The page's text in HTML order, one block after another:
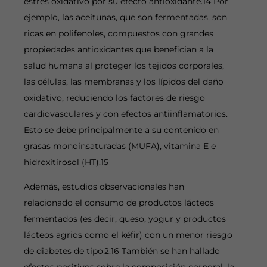
ejemplo, las aceitunas, que son fermentadas, son
ricas en polifenoles, compuestos con grandes
propiedades antioxidantes que benefician a la
salud humana al proteger los tejidos corporales,
las células, las membranas y los lípidos del daño
oxidativo, reduciendo los factores de riesgo
cardiovasculares y con efectos antiinflamatorios.
Esto se debe principalmente a su contenido en
grasas monoinsaturadas (MUFA), vitamina E e
hidroxitirosol (HT).15
Además, estudios observacionales han
relacionado el consumo de productos lácteos
fermentados (es decir, queso, yogur y productos
lácteos agrios como el kéfir) con un menor riesgo
de diabetes de tipo 2.16 También se han hallado